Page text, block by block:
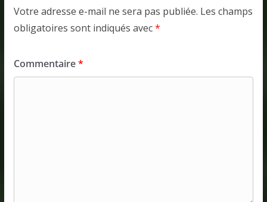
Votre adresse e-mail ne sera pas publiée. Les champs
obligatoires sont indiqués avec*
Commentaire*